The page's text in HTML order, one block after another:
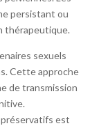
persistant ou
thérapeutique.
sexuels
Cette approche
de transmission
préservatifs est